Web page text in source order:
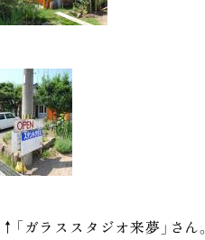
↑「ガラススタジオ来夢」さん。